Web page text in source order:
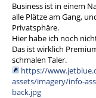
Business ist in einem
alle Plätze am Gang,
Privatsphäre.
Hier habe ich noch
Das ist wirklich
schmalen Taler.
https://
assets/imagery/info-
back.jpg